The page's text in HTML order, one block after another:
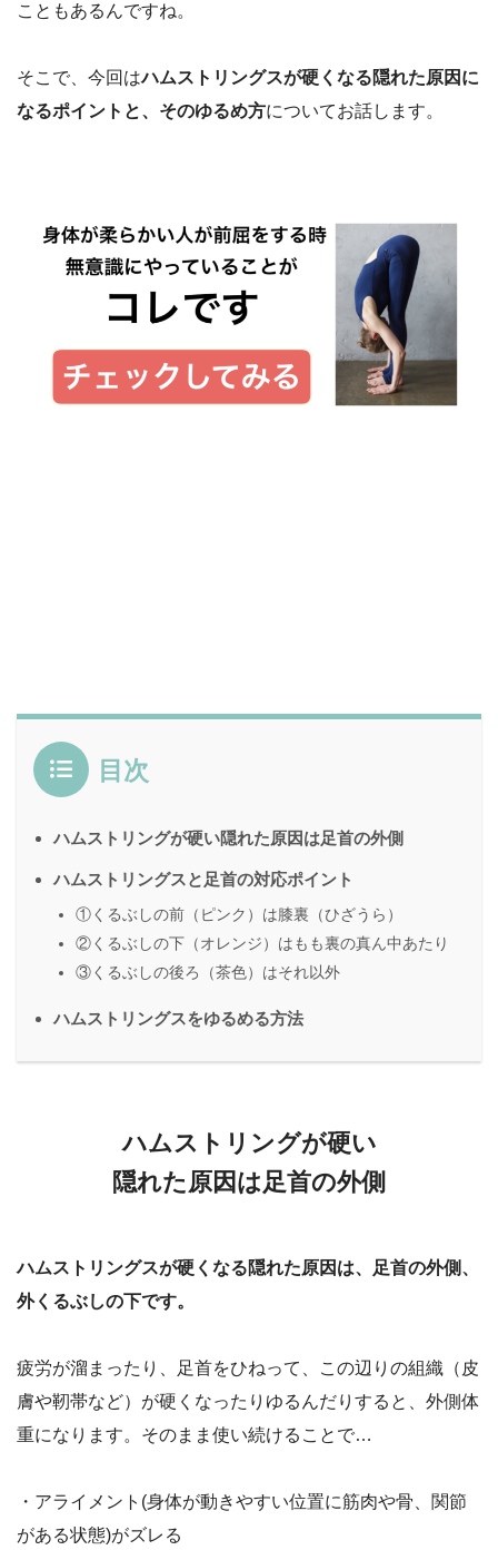
こともあるんですね。
そこで、今回はハムストリングスが硬くなる隠れた原因に
なるポイントと、そのゆるめ方についてお話します。
目次
ハムストリングが硬い隠れた原因は足首の外側
ハムストリングスと足首の対応ポイント
①くるぶしの前（ピンク）は膝裏（ひざうら）
②くるぶしの下（オレンジ）はもも裏の真ん中あたり
③くるぶしの後ろ（茶色）はそれ以外
ハムストリングスをゆるめる方法
ハムストリングが硬い
隠れた原因は足首の外側
ハムストリングスが硬くなる隠れた原因は、足首の外側、
外くるぶしの下です。
疲労が溜まったり、足首をひねって、この辺りの組織（皮
膚や靭帯など）が硬くなったりゆるんだりすると、外側体
重になります。そのまま使い続けることで…
・アライメント(身体が動きやすい位置に筋肉や骨、関節
がある状態)がズレる